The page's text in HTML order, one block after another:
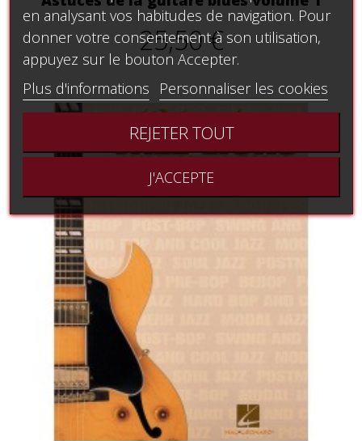
25,50 €
en analysant vos habitudes de navigation. Pour
donner votre consentement à son utilisation,
appuyez sur le bouton Accepter.
Plus d'informations
Personnaliser les cookies
REJETER TOUT
J'ACCEPTE